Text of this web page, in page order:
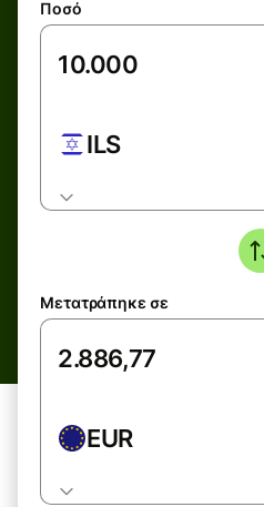
Ποσό
ILS
Μετατράπηκε σε
EUR